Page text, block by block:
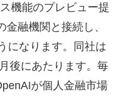
機能のプレビュー提
融機関と接続し、
になります。同社は
後にあたります。毎
が個人金融市場